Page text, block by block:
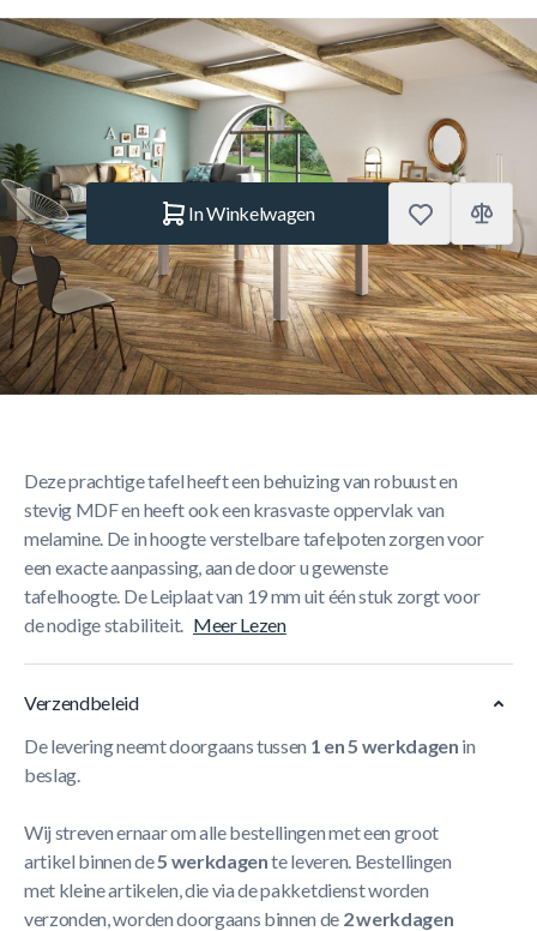
Oslo met Leisteen
RP.PT.CHARME.OS Merk:René Pierre
€ 2.695.– Op voorraad
Aantal
In Winkelwagen
Korte Beschrijving
De moderne biljarttafel Charme van de Franse
meubelontwerper Rene Pierre maakt indruk met zijn
Deze prachtige tafel heeft een behuizing van robuust en
stevig MDF en heeft ook een krasvaste oppervlak van
melamine. De in hoogte verstelbare tafelpoten zorgen voor
een exacte aanpassing, aan de door u gewenste
tafelhoogte. De Leiplaat van 19 mm uit één stuk zorgt voor
de nodige stabiliteit. Meer Lezen
Verzendbeleid
De levering neemt doorgaans tussen 1 en 5 werkdagen in
beslag.
Wij streven ernaar om alle bestellingen met een groot
artikel binnen de5 werkdagente leveren. Bestellingen
met kleine artikelen, die via de pakketdienst worden
verzonden, worden doorgaans binnen de 2 werkdagen